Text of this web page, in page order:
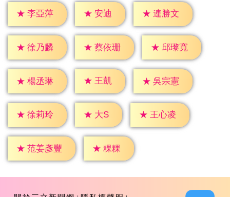
★ 李亞萍 ★ 安迪 ★ 連勝文
★ 徐乃麟 ★ 蔡依珊 ★ 邱瓈寬
★ 楊丞琳 ★ 王凱 ★ 吳宗憲
★ 徐莉玲 ★ 大S ★ 王心凌
★ 范姜彥豐 ★ 粿粿